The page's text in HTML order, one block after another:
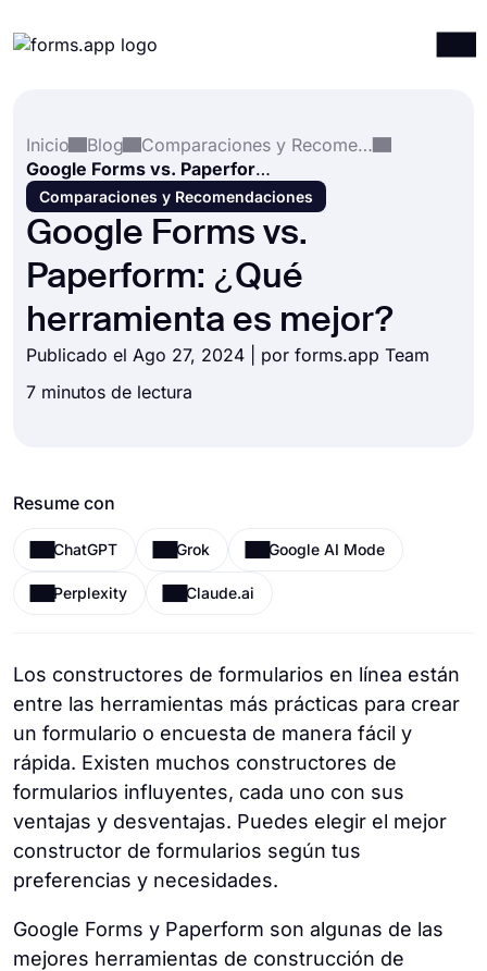
Integraciones
Plantillas
Recursos
Precios
Inicio
Blog
Comparaciones y Recomendaciones
Google Forms vs. Paperform: ¿Qué herramienta es mejor?
Comparaciones y Recomendaciones
Google Forms vs.
Paperform: ¿Qué
herramienta es mejor?
Publicado el Ago 27, 2024 | por forms.app Team
7 minutos de lectura
Resume con
ChatGPT Grok Google AI Mode
Perplexity Claude.ai
Los constructores de formularios en línea están
entre las herramientas más prácticas para crear
un formulario o encuesta de manera fácil y
rápida. Existen muchos constructores de
formularios influyentes, cada uno con sus
ventajas y desventajas. Puedes elegir el mejor
constructor de formularios según tus
preferencias y necesidades.
Google Forms y Paperform son algunas de las
mejores herramientas de construcción de